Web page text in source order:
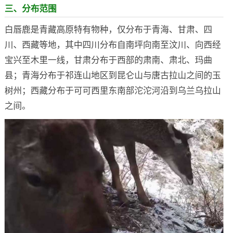
三、分布范围
白唇鹿是青藏高原特有物种，仅分布于青海、甘肃、四
川、西藏等地，其中四川分布自南坪向南至汶川、向西经
宝兴至木里一线，甘肃分布于西部的肃南、肃北、玛曲
县；青海分布于祁连山地区到昆仑山与唐古拉山之间的玉
树州；西藏分布于可可西里东南部沱沱河沿到乌兰乌拉山
之间。